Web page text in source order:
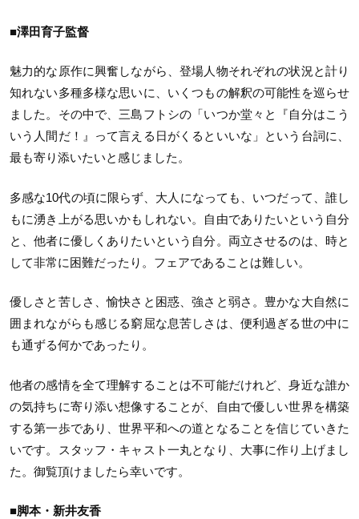
■澤田育子監督
魅力的な原作に興奮しながら、登場人物それぞれの状況と計り
知れない多種多様な思いに、いくつもの解釈の可能性を巡らせ
ました。その中で、三島フトシの「いつか堂々と『自分はこう
いう人間だ！』って言える日がくるといいな」という台詞に、
最も寄り添いたいと感じました。
多感な10代の頃に限らず、大人になっても、いつだって、誰し
もに湧き上がる思いかもしれない。自由でありたいという自分
と、他者に優しくありたいという自分。両立させるのは、時と
して非常に困難だったり。フェアであることは難しい。
優しさと苦しさ、愉快さと困惑、強さと弱さ。豊かな大自然に
囲まれながらも感じる窮屈な息苦しさは、便利過ぎる世の中に
も通ずる何かであったり。
他者の感情を全て理解することは不可能だけれど、身近な誰か
の気持ちに寄り添い想像することが、自由で優しい世界を構築
する第一歩であり、世界平和への道となることを信じていきた
いです。スタッフ・キャスト一丸となり、大事に作り上げまし
た。御覧頂けましたら幸いです。
■脚本・新井友香